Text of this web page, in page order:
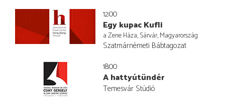
12:00
Egy kupac Kufli
a Zene Háza, Sárvár, Magyarország
Szatmárnémeti Bábtagozat
18:00
A hattyútündér
Temesvár Stúdió